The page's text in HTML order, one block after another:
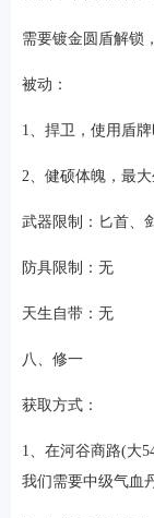
需要镀金圆盾解锁
被动：
1、捍卫，使用盾
2、健硕体魄，最
武器限制：匕首、
防具限制：无
天生自带：无
八、修一
获取方式：
1、在河谷商路(大
我们需要中级气血